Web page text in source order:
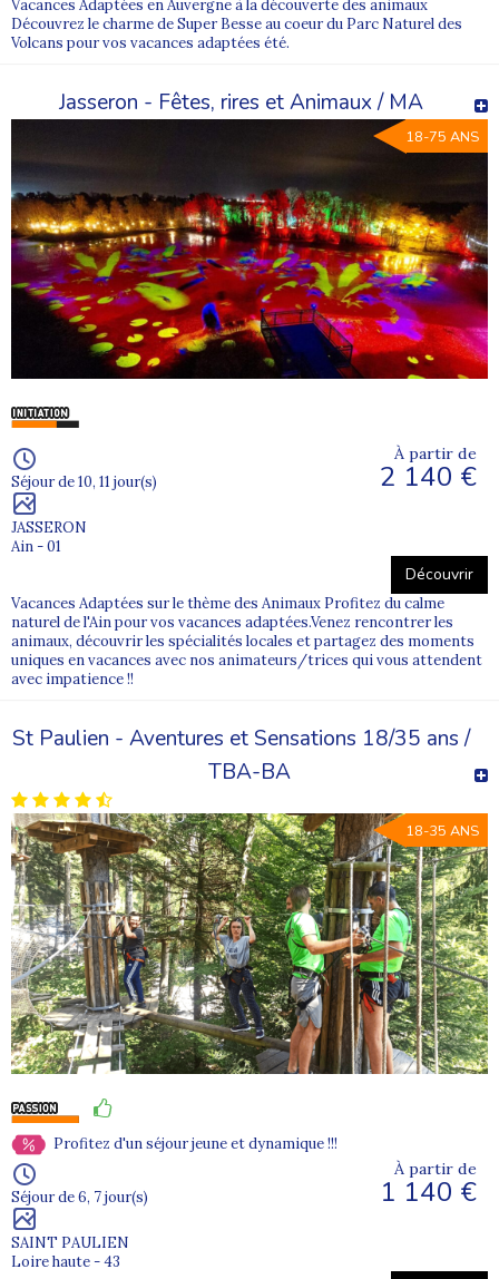
Vacances Adaptées en Auvergne à la découverte des animaux
Découvrez le charme de Super Besse au coeur du Parc Naturel des
Volcans pour vos vacances adaptées été.
Jasseron - Fêtes, rires et Animaux / MA
18-75 ANS
Séjour de 10, 11 jour(s)
JASSERON
Ain - 01
À partir de
2 140 €
Découvrir
Vacances Adaptées sur le thème des Animaux Profitez du calme
naturel de l'Ain pour vos vacances adaptées.Venez rencontrer les
animaux, découvrir les spécialités locales et partagez des moments
uniques en vacances avec nos animateurs/trices qui vous attendent
avec impatience !!
St Paulien - Aventures et Sensations 18/35 ans /
TBA-BA
18-35 ANS
Profitez d'un séjour jeune et dynamique !!!
Séjour de 6, 7 jour(s)
SAINT PAULIEN
Loire haute - 43
À partir de
1 140 €